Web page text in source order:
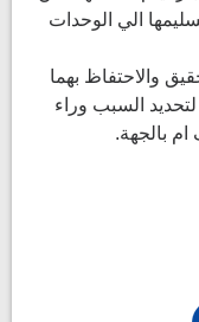
الي الوحدات
والاحتفاظ بهما
السبب وراء
بالجهة.